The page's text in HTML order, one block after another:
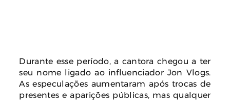
Durante esse período, a cantora chegou a ter
seu nome ligado ao influenciador Jon Vlogs.
As especulações aumentaram após trocas de
presentes e aparições públicas, mas qualquer